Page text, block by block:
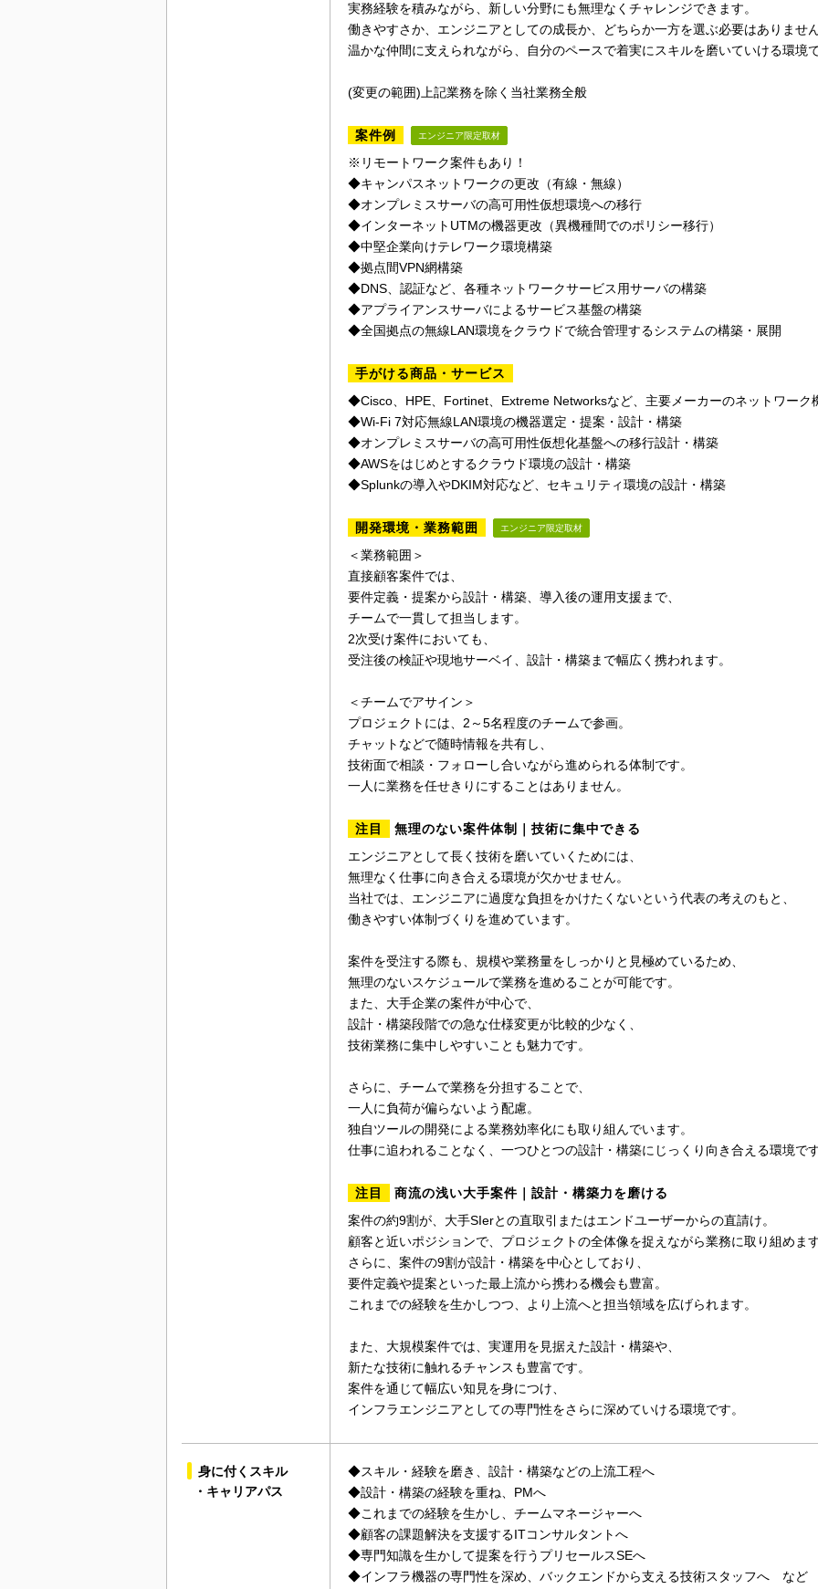
実務経験を積みながら、新しい分野にも無理なくチャレンジできます。
働きやすさか、エンジニアとしての成長か、どちらか一方を選ぶ必要はありませ
温かな仲間に支えられながら、自分のペースで着実にスキルを磨いていける環境
(変更の範囲)上記業務を除く当社業務全般
案件例 エンジニア限定取材
※リモートワーク案件もあり！
◆キャンパスネットワークの更改（有線・無線）
◆オンプレミスサーバの高可用性仮想環境への移行
◆インターネットUTMの機器更改（異機種間でのポリシー移行）
◆中堅企業向けテレワーク環境構築
◆拠点間VPN網構築
◆DNS、認証など、各種ネットワークサービス用サーバの構築
◆アプライアンスサーバによるサービス基盤の構築
◆全国拠点の無線LAN環境をクラウドで統合管理するシステムの構築・展開
手がける商品・サービス
◆Cisco、HPE、Fortinet、Extreme Networksなど、主要メーカーのネットワーク
◆Wi-Fi 7対応無線LAN環境の機器選定・提案・設計・構築
◆オンプレミスサーバの高可用性仮想化基盤への移行設計・構築
◆AWSをはじめとするクラウド環境の設計・構築
◆Splunkの導入やDKIM対応など、セキュリティ環境の設計・構築
開発環境・業務範囲 エンジニア限定取材
＜業務範囲＞
直接顧客案件では、
要件定義・提案から設計・構築、導入後の運用支援まで、
チームで一貫して担当します。
2次受け案件においても、
受注後の検証や現地サーベイ、設計・構築まで幅広く携われます。
＜チームでアサイン＞
プロジェクトには、2～5名程度のチームで参画。
チャットなどで随時情報を共有し、
技術面で相談・フォローし合いながら進められる体制です。
一人に業務を任せきりにすることはありません。
注目
無理のない案件体制｜技術に集中できる
エンジニアとして長く技術を磨いていくためには、
無理なく仕事に向き合える環境が欠かせません。
当社では、エンジニアに過度な負担をかけたくないという代表の考えのもと、
働きやすい体制づくりを進めています。
案件を受注する際も、規模や業務量をしっかりと見極めているため、
無理のないスケジュールで業務を進めることが可能です。
また、大手企業の案件が中心で、
設計・構築段階での急な仕様変更が比較的少なく、
技術業務に集中しやすいことも魅力です。
さらに、チームで業務を分担することで、
一人に負荷が偏らないよう配慮。
独自ツールの開発による業務効率化にも取り組んでいます。
仕事に追われることなく、一つひとつの設計・構築にじっくり向き合える環境で
注目
商流の浅い大手案件｜設計・構築力を磨ける
案件の約9割が、大手SIerとの直取引またはエンドユーザーからの直請け。
顧客と近いポジションで、プロジェクトの全体像を捉えながら業務に取り組めま
さらに、案件の9割が設計・構築を中心としており、
要件定義や提案といった最上流から携わる機会も豊富。
これまでの経験を生かしつつ、より上流へと担当領域を広げられます。
また、大規模案件では、実運用を見据えた設計・構築や、
新たな技術に触れるチャンスも豊富です。
案件を通じて幅広い知見を身につけ、
インフラエンジニアとしての専門性をさらに深めていける環境です。
身に付くスキル
・キャリアパス
◆スキル・経験を磨き、設計・構築などの上流工程へ
◆設計・構築の経験を重ね、PMへ
◆これまでの経験を生かし、チームマネージャーへ
◆顧客の課題解決を支援するITコンサルタントへ
◆専門知識を生かして提案を行うプリセールスSEへ
◆インフラ機器の専門性を深め、バックエンドから支える技術スタッフへ など